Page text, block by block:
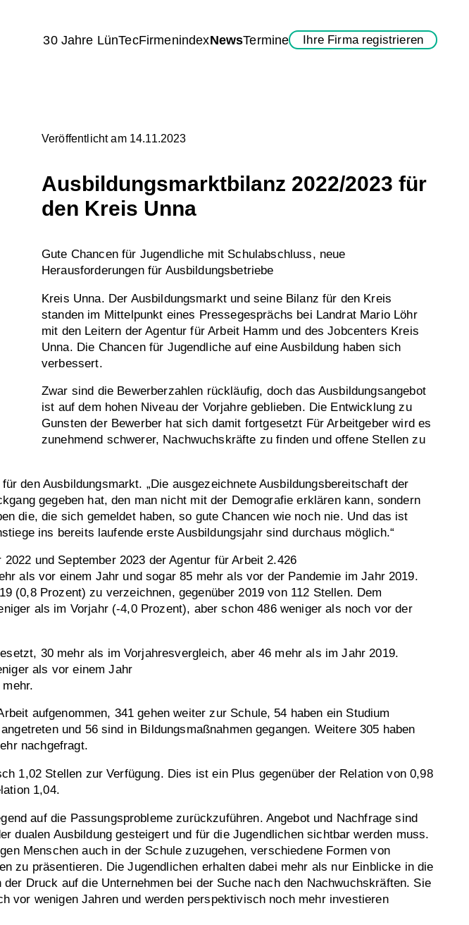
30 Jahre LünTecFirmenindexNewsTermine Ihre Firma registrieren
Veröffentlicht am 14.11.2023
Ausbildungsmarktbilanz 2022/2023 für
den Kreis Unna
Gute Chancen für Jugendliche mit Schulabschluss, neue
Herausforderungen für Ausbildungsbetriebe
Kreis Unna. Der Ausbildungsmarkt und seine Bilanz für den Kreis
standen im Mittelpunkt eines Pressegesprächs bei Landrat Mario Löhr
mit den Leitern der Agentur für Arbeit Hamm und des Jobcenters Kreis
Unna. Die Chancen für Jugendliche auf eine Ausbildung haben sich
verbessert.
Zwar sind die Bewerberzahlen rückläufig, doch das Ausbildungsangebot
ist auf dem hohen Niveau der Vorjahre geblieben. Die Entwicklung zu
Gunsten der Bewerber hat sich damit fortgesetzt Für Arbeitgeber wird es
zunehmend schwerer, Nachwuchskräfte zu finden und offene Stellen zu
den Ausbildungsmarkt. „Die ausgezeichnete Ausbildungsbereitschaft der
gegeben hat, den man nicht mit der Demografie erklären kann, sondern
die, die sich gemeldet haben, so gute Chancen wie noch nie. Und das ist
ins bereits laufende erste Ausbildungsjahr sind durchaus möglich.“
und September 2023 der Agentur für Arbeit 2.426
als vor einem Jahr und sogar 85 mehr als vor der Pandemie im Jahr 2019.
(0,8 Prozent) zu verzeichnen, gegenüber 2019 von 112 Stellen. Dem
als im Vorjahr (-4,0 Prozent), aber schon 486 weniger als noch vor der
30 mehr als im Vorjahresvergleich, aber 46 mehr als im Jahr 2019.
als vor einem Jahr
aufgenommen, 341 gehen weiter zur Schule, 54 haben ein Studium
und 56 sind in Bildungsmaßnahmen gegangen. Weitere 305 haben
nachgefragt.
1,02 Stellen zur Verfügung. Dies ist ein Plus gegenüber der Relation von 0,98
1,04.
auf die Passungsprobleme zurückzuführen. Angebot und Nachfrage sind
dualen Ausbildung gesteigert und für die Jugendlichen sichtbar werden muss.
Menschen auch in der Schule zuzugehen, verschiedene Formen von
zu präsentieren. Die Jugendlichen erhalten dabei mehr als nur Einblicke in die
Druck auf die Unternehmen bei der Suche nach den Nachwuchskräften. Sie
vor wenigen Jahren und werden perspektivisch noch mehr investieren